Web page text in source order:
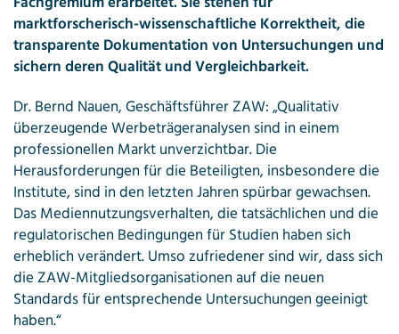
marktforscherisch-wissenschaftliche Korrektheit, die
transparente Dokumentation von Untersuchungen und
sichern deren Qualität und Vergleichbarkeit.
Dr. Bernd Nauen, Geschäftsführer ZAW: „Qualitativ
überzeugende Werbeträgeranalysen sind in einem
professionellen Markt unverzichtbar. Die
Herausforderungen für die Beteiligten, insbesondere die
Institute, sind in den letzten Jahren spürbar gewachsen.
Das Mediennutzungsverhalten, die tatsächlichen und die
regulatorischen Bedingungen für Studien haben sich
erheblich verändert. Umso zufriedener sind wir, dass sich
die ZAW-Mitgliedsorganisationen auf die neuen
Standards für entsprechende Untersuchungen geeinigt
haben.“